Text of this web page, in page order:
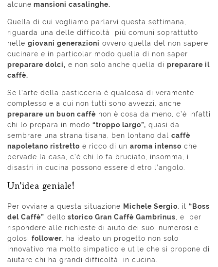
alcune mansioni casalinghe.
Quella di cui vogliamo parlarvi questa settimana,
riguarda una delle difficoltà più comuni soprattutto
nelle giovani generazioni ovvero quella del non sapere
cucinare e in particolar modo quella di non saper
preparare dolci, e non solo anche quella di preparare il
caffè.
Se l’arte della pasticceria è qualcosa di veramente
complesso e a cui non tutti sono avvezzi, anche
preparare un buon caffè non è cosa da meno, c’è infatti
chi lo prepara in modo “troppo largo”, quasi da
sembrare una strana tisana, ben lontano dal caffè
napoletano ristretto e ricco di un aroma intenso che
pervade la casa, c’è chi lo fa bruciato, insomma, i
disastri in cucina possono essere dietro l’angolo.
Un’idea geniale!
Per ovviare a questa situazione Michele Sergio , il “Boss
del Caffè” dello storico Gran Caffè Gambrinus , e per
rispondere alle richieste di aiuto dei suoi numerosi e
golosi follower , ha ideato un progetto non solo
innovativo ma molto simpatico e utile che si propone di
aiutare chi ha grandi difficoltà in cucina.